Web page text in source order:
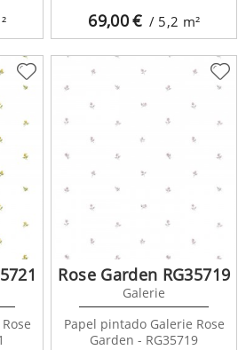
69,00€ / 5,2 m²
Rose Garden RG35719
Galerie
Papel pintado Galerie Rose
Garden - RG35719